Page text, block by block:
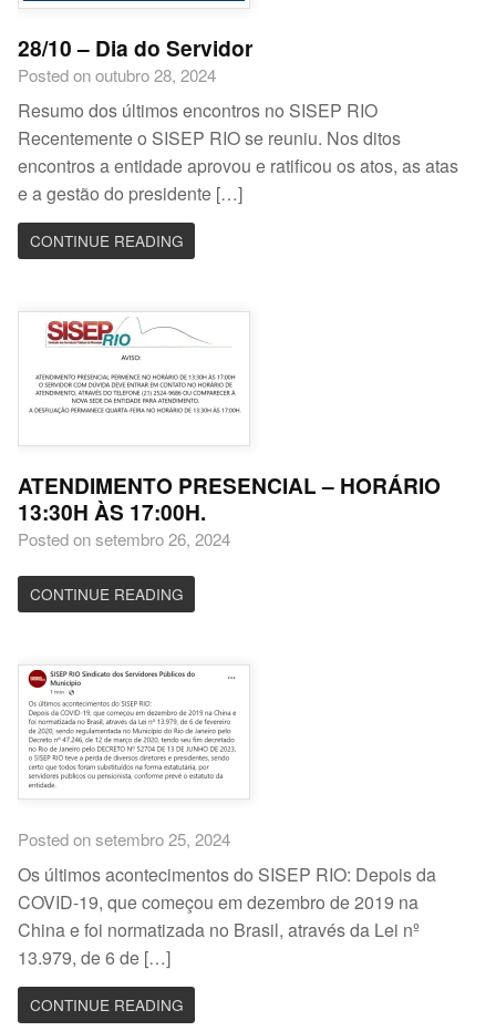
28/10 – Dia do Servidor
Posted on outubro 28, 2024
Resumo dos últimos encontros no SISEP RIO
Recentemente o SISEP RIO se reuniu. Nos ditos
encontros a entidade aprovou e ratificou os atos, as atas
e a gestão do presidente […]
CONTINUE READING
ATENDIMENTO PRESENCIAL – HORÁRIO
13:30H ÀS 17:00H.
Posted on setembro 26, 2024
CONTINUE READING
Posted on setembro 25, 2024
Os últimos acontecimentos do SISEP RIO: Depois da
COVID-19, que começou em dezembro de 2019 na
China e foi normatizada no Brasil, através da Lei nº
13.979, de 6 de […]
CONTINUE READING